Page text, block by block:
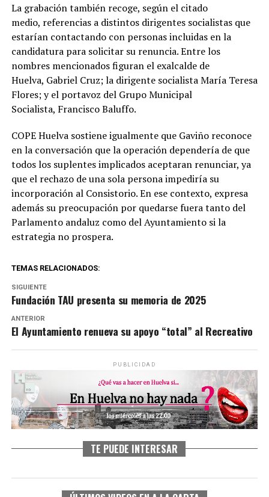
La grabación también recoge, según el citado
medio, referencias a distintos dirigentes socialistas que
estarían contactando con personas incluidas en la
candidatura para solicitar su renuncia. Entre los
nombres mencionados figuran el exalcalde de
Huelva, Gabriel Cruz; la dirigente socialista María Teresa
Flores; y el portavoz del Grupo Municipal
Socialista, Francisco Baluffo.
COPE Huelva sostiene igualmente que Gaviño reconoce
en la conversación que la operación dependería de que
todos los suplentes implicados aceptaran renunciar, ya
que el rechazo de una sola persona impediría su
incorporación al Consistorio. En ese contexto, expresa
además su preocupación por quedarse fuera tanto del
Parlamento andaluz como del Ayuntamiento si la
estrategia no prospera.
TEMAS RELACIONADOS:
SIGUIENTE
Fundación TAU presenta su memoria de 2025
ANTERIOR
El Ayuntamiento renueva su apoyo “total” al Recreativo
PUBLICIDAD
TE PUEDE INTERESAR